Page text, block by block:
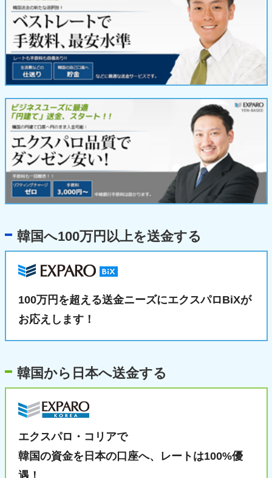
韓国へ100万円以上を送金する
100万円を超える送金ニーズにエクスパロBiXが
お応えします！
韓国から日本へ送金する
エクスパロ・コリアで
韓国の資金を日本の口座へ、
レートは100%優